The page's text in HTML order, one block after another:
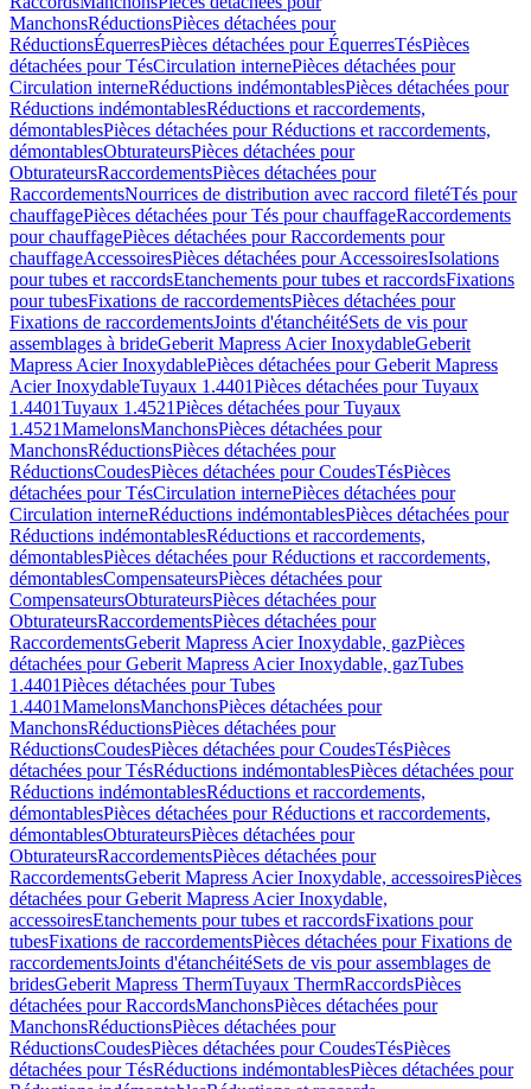
ManchonsRéductionsPièces détachées pour
RéductionsÉquerresPièces détachées pour ÉquerresTésPièces
détachées pour TésCirculation internePièces détachées pour
Circulation interneRéductions indémontablesPièces détachées pour
Réductions indémontablesRéductions et raccordements,
démontablesPièces détachées pour Réductions et raccordements,
démontablesObturateursPièces détachées pour
ObturateursRaccordementsPièces détachées pour
RaccordementsNourrices de distribution avec raccord filetéTés pour
chauffagePièces détachées pour Tés pour chauffageRaccordements
pour chauffagePièces détachées pour Raccordements pour
chauffageAccessoiresPièces détachées pour AccessoiresIsolations
pour tubes et raccordsEtanchements pour tubes et raccordsFixations
pour tubesFixations de raccordementsPièces détachées pour
Fixations de raccordementsJoints d'étanchéitéSets de vis pour
assemblages à brideGeberit Mapress Acier InoxydableGeberit
Mapress Acier InoxydablePièces détachées pour Geberit Mapress
Acier InoxydableTuyaux 1.4401Pièces détachées pour Tuyaux
1.4401Tuyaux 1.4521Pièces détachées pour Tuyaux
1.4521MamelonsManchonsPièces détachées pour
ManchonsRéductionsPièces détachées pour
RéductionsCoudesPièces détachées pour CoudesTésPièces
détachées pour TésCirculation internePièces détachées pour
Circulation interneRéductions indémontablesPièces détachées pour
Réductions indémontablesRéductions et raccordements,
démontablesPièces détachées pour Réductions et raccordements,
démontablesCompensateursPièces détachées pour
CompensateursObturateursPièces détachées pour
ObturateursRaccordementsPièces détachées pour
RaccordementsGeberit Mapress Acier Inoxydable, gazPièces
détachées pour Geberit Mapress Acier Inoxydable, gazTubes
1.4401Pièces détachées pour Tubes
1.4401MamelonsManchonsPièces détachées pour
ManchonsRéductionsPièces détachées pour
RéductionsCoudesPièces détachées pour CoudesTésPièces
détachées pour TésRéductions indémontablesPièces détachées pour
Réductions indémontablesRéductions et raccordements,
démontablesPièces détachées pour Réductions et raccordements,
démontablesObturateursPièces détachées pour
ObturateursRaccordementsPièces détachées pour
RaccordementsGeberit Mapress Acier Inoxydable, accessoiresPièces
détachées pour Geberit Mapress Acier Inoxydable,
accessoiresEtanchements pour tubes et raccordsFixations pour
tubesFixations de raccordementsPièces détachées pour Fixations de
raccordementsJoints d'étanchéitéSets de vis pour assemblages de
bridesGeberit Mapress ThermTuyaux ThermRaccordsPièces
détachées pour RaccordsManchonsPièces détachées pour
ManchonsRéductionsPièces détachées pour
RéductionsCoudesPièces détachées pour CoudesTésPièces
détachées pour TésRéductions indémontablesPièces détachées pour